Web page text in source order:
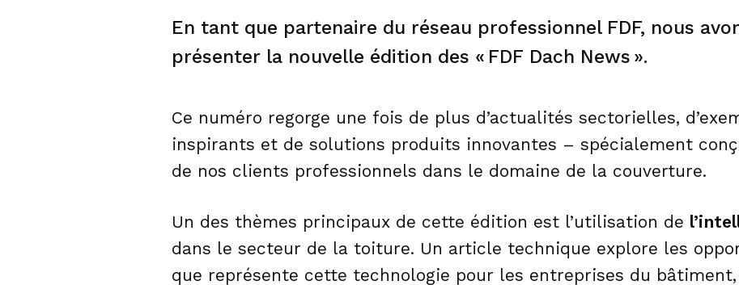
En tant que partenaire du réseau professionnel FDF, nous
présenter la nouvelle édition des « FDF Dach News ».
Ce numéro regorge une fois de plus d’actualités sectorielles,
inspirants et de solutions produits innovantes – spécialement
de nos clients professionnels dans le domaine de la couverture.
Un des thèmes principaux de cette édition est l’utilisation de
dans le secteur de la toiture. Un article technique explore les
que représente cette technologie pour les entreprises du